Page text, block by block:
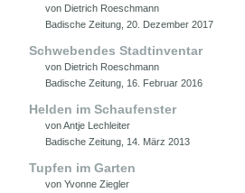
von Dietrich Roeschmann
Badische Zeitung, 20. Dezember 2017
Schwebendes Stadtinventar
von Dietrich Roeschmann
Badische Zeitung, 16. Februar 2016
Helden im Schaufenster
von Antje Lechleiter
Badische Zeitung, 14. März 2013
Tupfen im Garten
von Yvonne Ziegler